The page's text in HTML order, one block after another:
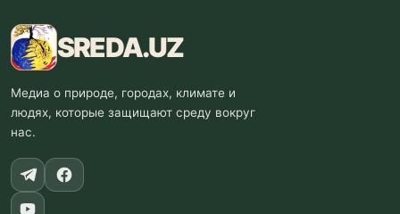
SREDA.UZ
Медиа о природе, городах, климате и
людях, которые защищают среду вокруг
нас.